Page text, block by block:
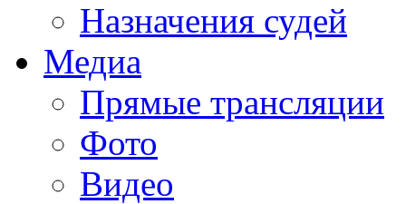
Назначения судей
Медиа
Прямые трансляции
Фото
Видео